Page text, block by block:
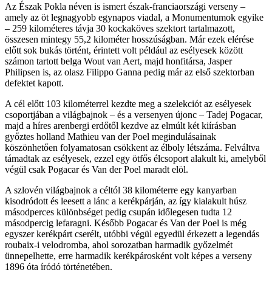
Az Észak Pokla néven is ismert észak-franciaországi verseny –
amely az öt legnagyobb egynapos viadal, a Monumentumok egyike
– 259 kilométeres távja 30 kockaköves szektort tartalmazott,
összesen mintegy 55,2 kilométer hosszúságban. Már ezek elérése
előtt sok bukás történt, érintett volt például az esélyesek között
számon tartott belga Wout van Aert, majd honfitársa, Jasper
Philipsen is, az olasz Filippo Ganna pedig már az első szektorban
defektet kapott.
A cél előtt 103 kilométerrel kezdte meg a szelekciót az esélyesek
csoportjában a világbajnok – és a versenyen újonc – Tadej Pogacar,
majd a híres arenbergi erdőtől kezdve az elmúlt két kiírásban
győztes holland Mathieu van der Poel megindulásainak
köszönhetően folyamatosan csökkent az élboly létszáma. Felváltva
támadtak az esélyesek, ezzel egy ötfős élcsoport alakult ki, amelyből
végül csak Pogacar és Van der Poel maradt elöl.
A szlovén világbajnok a céltól 38 kilométerre egy kanyarban
kisodródott és leesett a lánc a kerékpárján, az így kialakult húsz
másodperces különbséget pedig csupán időlegesen tudta 12
másodpercig lefaragni. Később Pogacar és Van der Poel is még
egyszer kerékpárt cserélt, utóbbi végül egyedül érkezett a legendás
roubaix-i velodromba, ahol sorozatban harmadik győzelmét
ünnepelhette, erre harmadik kerékpárosként volt képes a verseny
1896 óta íródó történetében.